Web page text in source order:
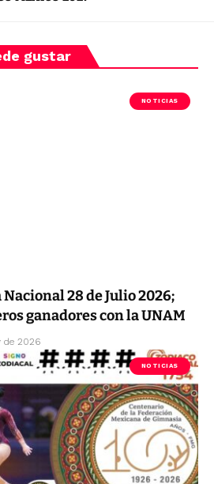
gustar
NOTICIAS
28 de Julio 2026;
ganadores con la UNAM
de 2026
NOTICIAS